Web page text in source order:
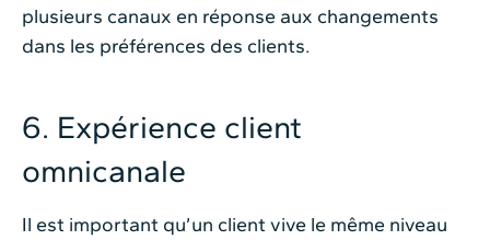
plusieurs canaux en réponse aux changements
dans les préférences des clients.
6. Expérience client
omnicanale
Il est important qu’un client vive le même niveau